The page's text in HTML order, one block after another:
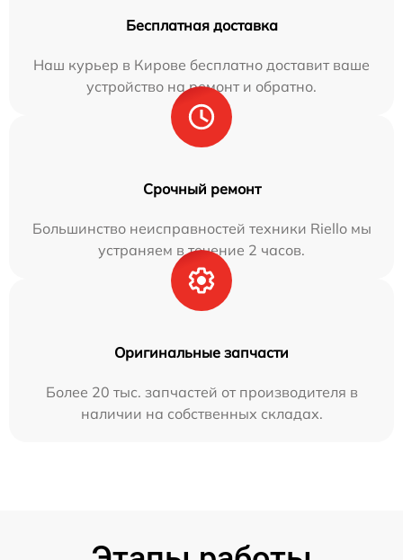
Бесплатная доставка
Наш курьер в Кирове бесплатно доставит ваше
устройство на ремонт и обратно.
Срочный ремонт
Большинство неисправностей техники Riello мы
устраняем в течение 2 часов.
Оригинальные запчасти
Более 20 тыс. запчастей от производителя в
наличии на собственных складах.